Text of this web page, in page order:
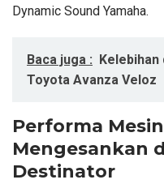
Dynamic Sound Yamaha.
Baca juga :
Toyota Avanza Veloz
Performa
Mengesankan
Destinator